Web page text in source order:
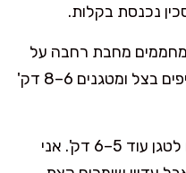
מחממים מחבת רחבה על
אש בינונית עם שמן זית. מוסיפים בצל ומטגנים 6–8 דק'
מוסיפים גזר וסלרי וממשיכים לטגן עוד 5–6 דק'. אני